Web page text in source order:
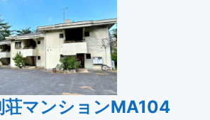
荘マンションMA104